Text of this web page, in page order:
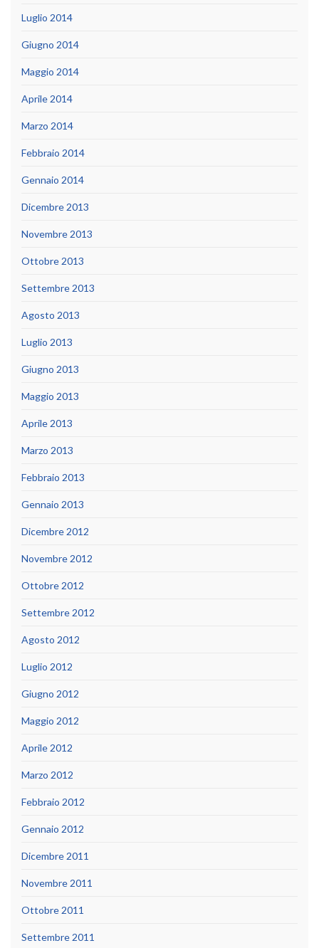
Luglio 2014
Giugno 2014
Maggio 2014
Aprile 2014
Marzo 2014
Febbraio 2014
Gennaio 2014
Dicembre 2013
Novembre 2013
Ottobre 2013
Settembre 2013
Agosto 2013
Luglio 2013
Giugno 2013
Maggio 2013
Aprile 2013
Marzo 2013
Febbraio 2013
Gennaio 2013
Dicembre 2012
Novembre 2012
Ottobre 2012
Settembre 2012
Agosto 2012
Luglio 2012
Giugno 2012
Maggio 2012
Aprile 2012
Marzo 2012
Febbraio 2012
Gennaio 2012
Dicembre 2011
Novembre 2011
Ottobre 2011
Settembre 2011